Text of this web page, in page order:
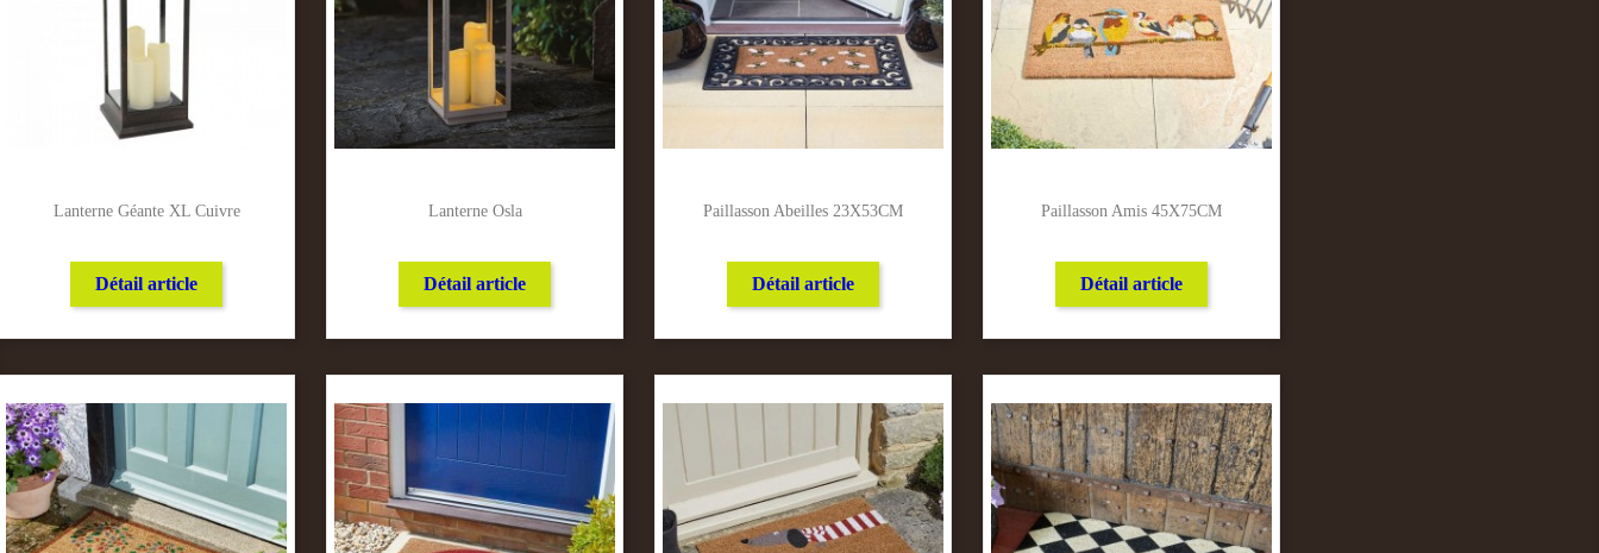
Lanterne Géante XL Cuivre
Détail article
Lanterne Osla
Détail article
Paillasson Abeilles 23X53CM
Détail article
Paillasson Amis 45X75CM
Détail article